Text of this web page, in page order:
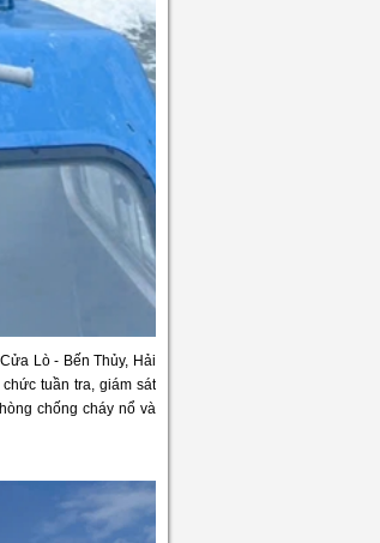
Lò - Bến Thủy, Hải
tuần tra, giám sát
chống cháy nổ và